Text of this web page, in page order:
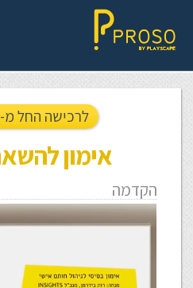
לרכישה החל מ-13.90 ש"ח
אימון
הקדמה